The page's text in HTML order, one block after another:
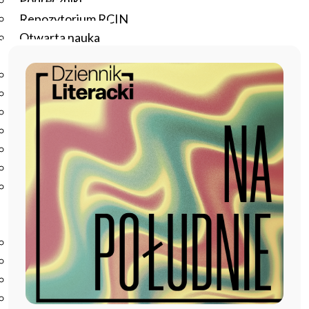
Repozytorium RCIN
Otwarta nauka
Studia podyplomowe
Szkolenia
Szkoła Doktorska Anthropos
Erasmus
Olimpiada Literatury i Języka Polskiego
Olimpiada Literatury i Języka Polskiego dla Szkół
Podstawowych
Biblioteka
O bibliotece
Godziny otwarcia
Katalog
Nowości